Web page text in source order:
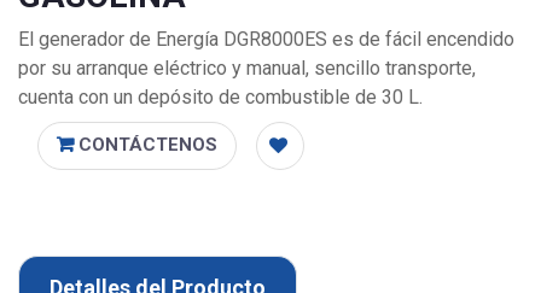
El generador de Energía DGR8000ES es de fácil encendido
por su arranque eléctrico y manual, sencillo transporte,
cuenta con un depósito de combustible de 30 L.
CONTÁCTENOS
Detalles del Producto